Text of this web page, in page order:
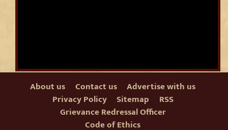
About us Contact us
Advertise with us
Privacy Policy
Sitemap
RSS
Grievance Redressal Officer
Code of Ethics